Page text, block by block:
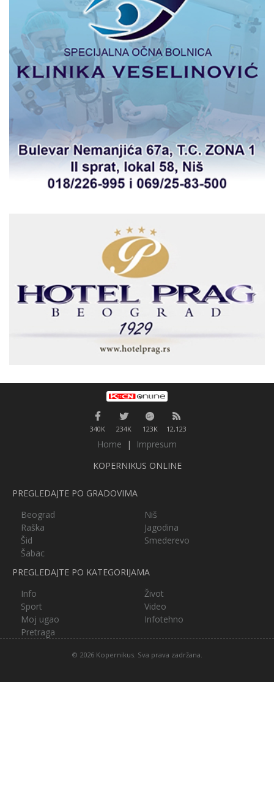
340K 234K 123K 12,123
Home |
Impresum
KOPERNIKUS ONLINE
PREGLEDAJTE PO GRADOVIMA
Beograd
Niš
Raška
Jagodina
Šid
Smederevo
Šabac
PREGLEDAJTE PO KATEGORIJAMA
Info
Život
Sport
Video
Moj ugao
Infotehno
Pretraga
© 2026 Kopernikus. Sva prava zadržana.